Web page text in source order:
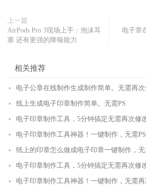
上一篇
AirPods Pro 3现场上手：泡沫耳
塞 还有更强的降噪能力
电子章
相关推荐
电子公章在线制作生成制作简单。无需再次
线上生成电子印章制作简单。无需PS
电子印章制作工具，5分钟搞定无需再次修
电子印章制作工具神器！一键制作，无需PS
纸上的印章怎么做成电子印章一键制作，无
电子印章制作工具，5分钟搞定无需再次修
电子印章制作工具神器！一键制作，无需